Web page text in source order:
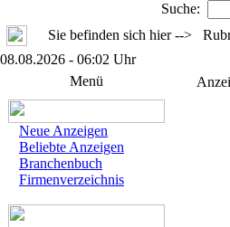
Suche:
Sie befinden sich hier -->
08.08.2026 - 06:02 Uhr
Menü
Neue Anzeigen
Beliebte Anzeigen
Branchenbuch
Firmenverzeichnis